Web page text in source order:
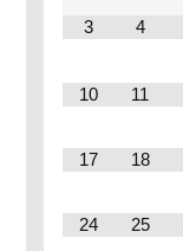
3 4
10 11
17 18
24 25